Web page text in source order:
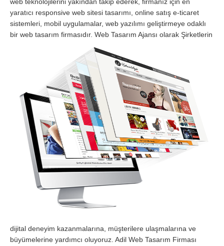
yaratıcı responsive web sitesi tasarımı, online satış e-ticaret
sistemleri, mobil uygulamalar, web yazılımı geliştirmeye odaklı
bir web tasarım firmasıdır. Web Tasarım Ajansı olarak Şirketlerin
dijital deneyim kazanmalarına, müşterilere ulaşmalarına ve
büyümelerine yardımcı oluyoruz. Adil Web Tasarım Firması